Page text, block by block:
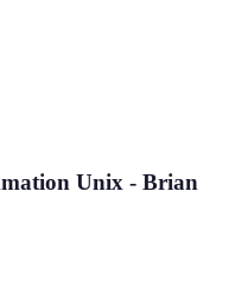
Unix - Brian